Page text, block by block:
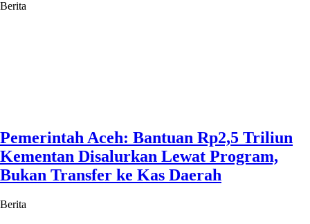
Berita
Pemerintah Aceh: Bantuan Rp2,5 Triliun
Kementan Disalurkan Lewat Program,
Bukan Transfer ke Kas Daerah
Berita